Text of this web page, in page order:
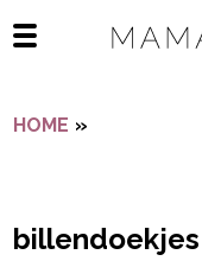
Open het mobiele
HOME »
billendoekjes